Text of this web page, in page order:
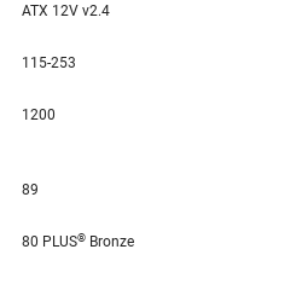
ATX 12V v2.4
115-253
1200
89
80 PLUS® Bronze